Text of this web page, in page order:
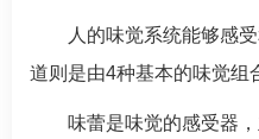
人的味觉系统能够感
道则是由4种基本的味觉组
味蕾是味觉的感受器